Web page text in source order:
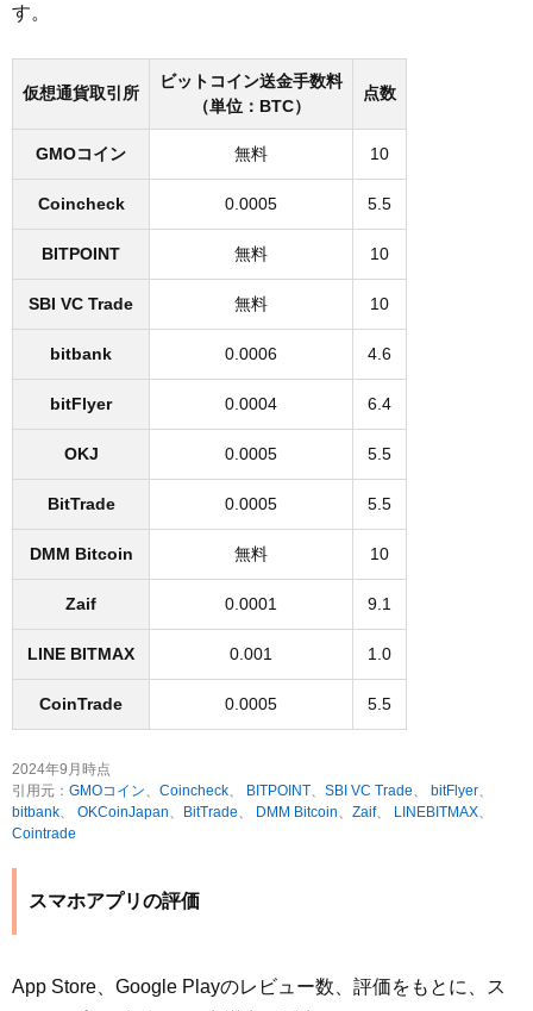
す。
仮想通貨取引所
ビットコイン送金手数料
（単位：BTC）
点数
GMOコイン 無料 10
Coincheck 0.0005 5.5
BITPOINT 無料 10
SBI VC Trade 無料 10
bitbank 0.0006 4.6
bitFlyer 0.0004 6.4
OKJ 0.0005 5.5
BitTrade 0.0005 5.5
DMM Bitcoin 無料 10
Zaif 0.0001 9.1
LINE BITMAX 0.001 1.0
CoinTrade 0.0005 5.5
2024年9月時点
引用元： GMOコイン、 Coincheck、 BITPOINT、 SBI VC Trade、 bitFlyer、
bitbank、 OKCoinJapan、 BitTrade、 DMM Bitcoin、 Zaif、 LINEBITMAX、
Cointrade
スマホアプリの評価
App Store、Google Playのレビュー数、評価をもとに、ス